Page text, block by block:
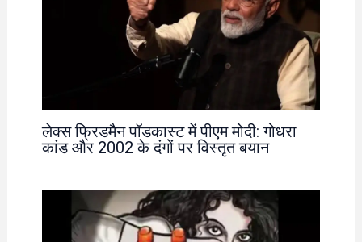
लेक्स फ्रिडमैन पॉडकास्ट में पीएम मोदी: गोधरा
कांड और 2002 के दंगों पर विस्तृत बयान